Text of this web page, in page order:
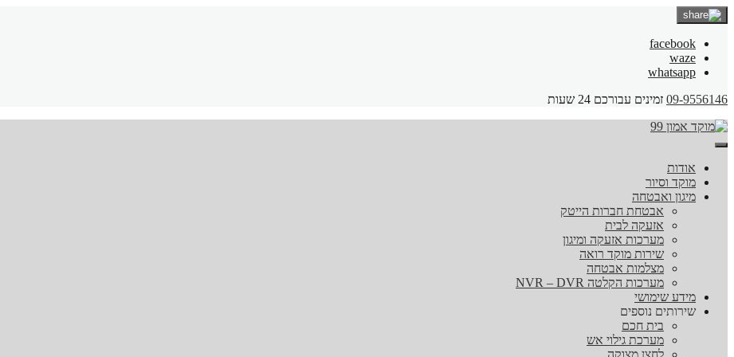
facebook
waze
whatsapp
09-9556146 זמינים עבורכם 24 שעות
אודות
מוקד וסיור
מיגון ואבטחה
אבטחת חברות הייטק
אזעקה לבית
מערכות אזעקה ומיגון
שירות מוקד רואה
מצלמות אבטחה
מערכות הקלטה NVR – DVR
מידע שימושי
שירותים נוספים
בית חכם
מערכת גילוי אש
לחצן מצוקה